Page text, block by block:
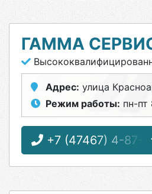
ГАММА
Адрес: улица
Режим работы: пн-пт
+7 (47467) 4-87-